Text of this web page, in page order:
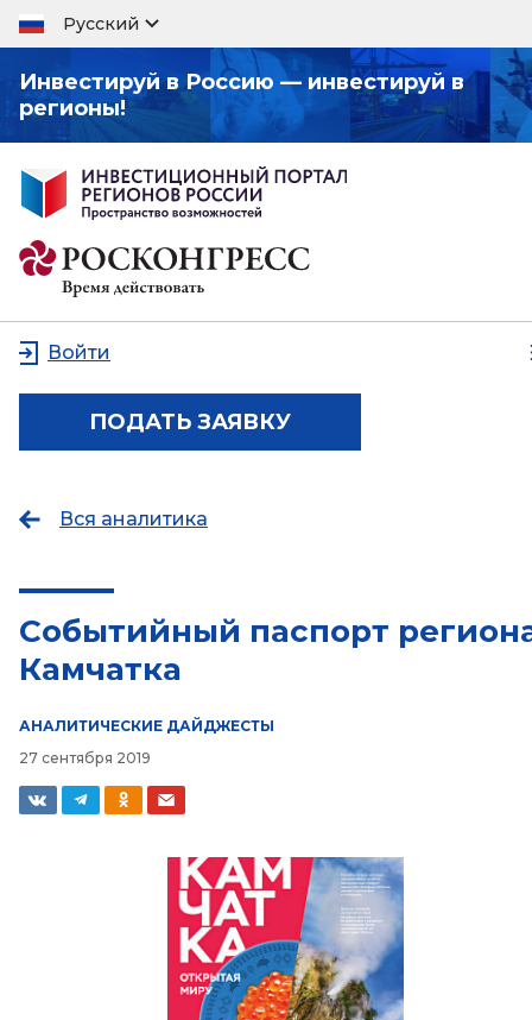
Русский
Инвестируй в Россию — инвестируй в
регионы!
ПОДАТЬ ЗАЯВКУ
Войти
Вся аналитика
Событийный паспорт
Камчатка
АНАЛИТИЧЕСКИЕ ДАЙДЖЕСТЫ
27 сентября 2019